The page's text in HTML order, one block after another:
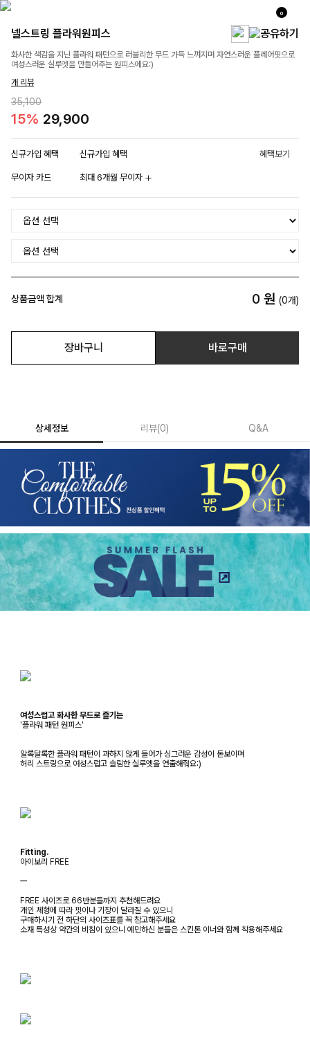
0
넬스트링 플라워원피스
화사한 색감을 지닌 플라워 패턴으로 러블리한 무드 가득 느껴지며 자연스러운 플레어핏으로
여성스러운 실루엣을 만들어주는 원피스에요:)
개 리뷰
35,100
15% 29,900
신규가입 혜택 신규가입 혜택 혜택보기
무이자 카드 최대 6개월 무이자
상품금액 합계 0 원 (0개)
장바구니 바로구매
상세정보 리뷰(0) Q&A
여성스럽고 화사한 무드로 즐기는
'플라워 패턴 원피스'
알록달록한 플라워 패턴이 과하지 않게 들어가 싱그러운 감성이 돋보이며
허리 스트링으로 여성스럽고 슬림한 실루엣을 연출해줘요:)
Fitting.
아이보리 FREE
ㅡ
FREE 사이즈로 66반분들까지 추천해드려요
개인 체형에 따라 핏이나 기장이 달라질 수 있으니
구매하시기 전 하단의 사이즈표를 꼭 참고해주세요
소재 특성상 약간의 비침이 있으니 예민하신 분들은 스킨톤 이너와 함께 착용해주세요